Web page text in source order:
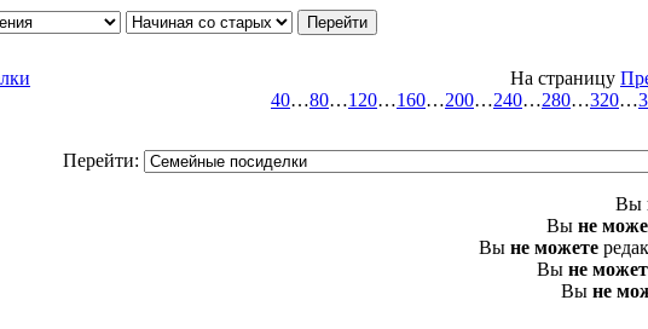
На страницу
40…80…120…160…200…240…280…320…
Перейти:
Вы
Вы не
Вы не можете
Вы не
Вы не